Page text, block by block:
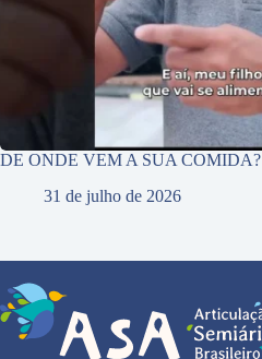
DE ONDE VEM A SUA COMIDA?
31 de julho de 2026